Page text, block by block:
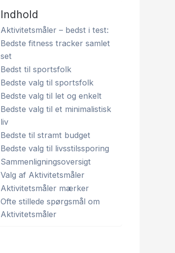
Indhold
Aktivitetsmåler – bedst i test:
Bedste fitness tracker samlet
set
Bedst til sportsfolk
Bedste valg til sportsfolk
Bedste valg til let og enkelt
Bedste valg til et minimalistisk
liv
Bedste til stramt budget
Bedste valg til livsstilssporing
Sammenligningsoversigt
Valg af Aktivitetsmåler
Aktivitetsmåler mærker
Ofte stillede spørgsmål om
Aktivitetsmåler